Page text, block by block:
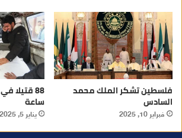
فلسطين تشكر الملك محمد
السادس
فبراير 10, 2025
ساعة
يناير 5, 2025